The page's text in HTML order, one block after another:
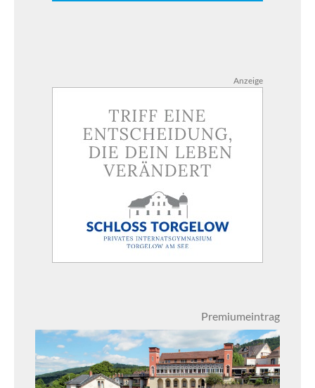
Anzeige
Premiumeintrag